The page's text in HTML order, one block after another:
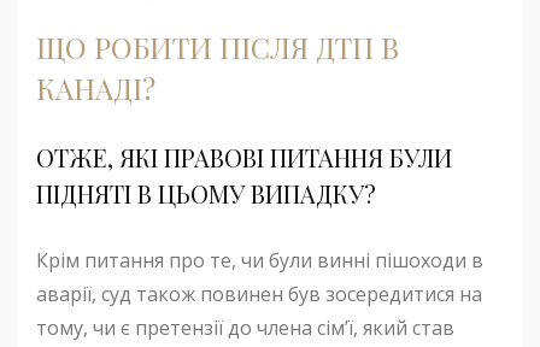
ЩО РОБИТИ ПІСЛЯ ДТП В
КАНАДІ?
ОТЖЕ, ЯКІ ПРАВОВІ ПИТАННЯ БУЛИ
ПІДНЯТІ В ЦЬОМУ ВИПАДКУ?
Крім питання про те, чи були винні пішоходи в
аварії, суд також повинен був зосередитися на
тому, чи є претензії до члена сім’ї, який став